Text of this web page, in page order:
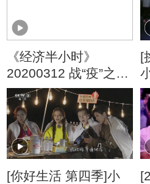
《经济半小时》
20200312 战“疫”之中
的科技之光
[
[你好生活 第四季]小